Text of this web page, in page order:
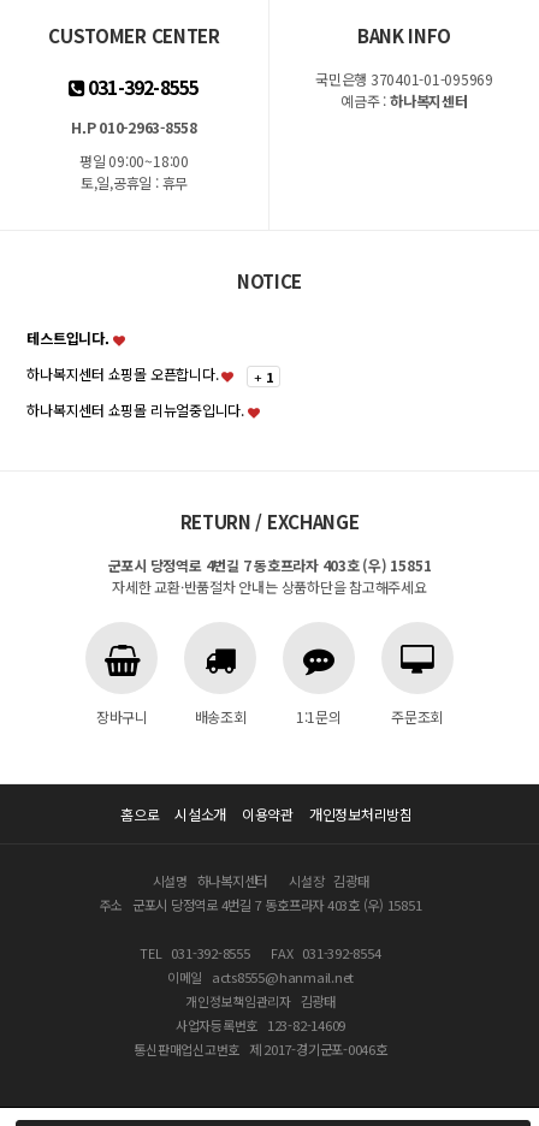
CUSTOMER CENTER
031-392-8555
H.P 010-2963-8558
평일 09:00~18:00
토,일,공휴일 : 휴무
BANK INFO
국민은행 370401-01-095969
예금주 :하나복지센터
NOTICE
테스트입니다.
하나복지센터 쇼핑몰 오픈합니다.
+ 1
하나복지센터 쇼핑몰 리뉴얼중입니다.
RETURN / EXCHANGE
군포시 당정역로 4번길 7 동호프라자 403호 (우) 15851
자세한 교환·반품절차 안내는 상품하단을 참고해주세요
장바구니 배송조회 1:1문의 주문조회
홈으로 시설소개 이용약관 개인정보처리방침
시설명 하나복지센터 시설장 김광태
주소
군포시 당정역로 4번길 7 동호프라자 403호 (우) 15851
TEL 031-392-8555 FAX 031-392-8554
이메일
acts8555@hanmail.net
개인정보책임관리자 김광태
사업자등록번호 123-82-14609
통신판매업신고번호 제 2017-경기군포-0046호
COPYRIGHT © 2021 하나복지센터 ALL RIGHTS RESERVED.